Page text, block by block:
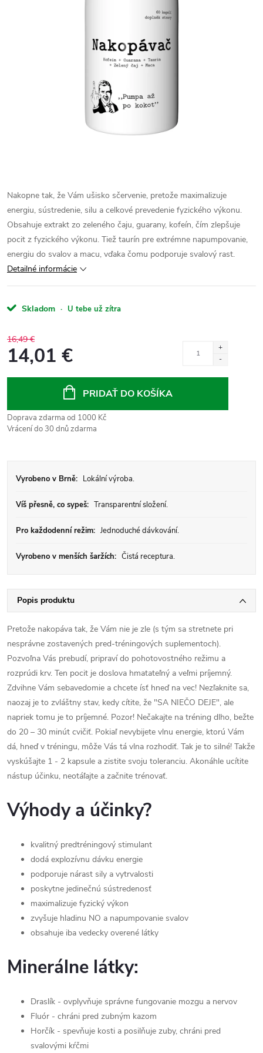
Nakopne tak, že Vám ušisko sčervenie, pretože maximalizuje
energiu, sústredenie, silu a celkové prevedenie fyzického výkonu.
Obsahuje extrakt zo zeleného čaju, guarany, kofeín, čím zlepšuje
pocit z fyzického výkonu. Tiež taurín pre extrémne napumpovanie,
energiu do svalov a macu, vďaka čomu podporuje svalový rast.
Detailné informácie
Skladom · U tebe už zítra
16,49 €
14,01 €
PRIDAŤ DO KOŠÍKA
Doprava zdarma od 1000 Kč
Vrácení do 30 dnů zdarma
Vyrobeno v Brně: Lokální výroba.
Víš přesně, co sypeš: Transparentní složení.
Pro každodenní režim: Jednoduché dávkování.
Vyrobeno v menších šaržích: Čistá receptura.
Popis produktu
Pretože nakopáva tak, že Vám nie je zle (s tým sa stretnete pri
nesprávne zostavených pred-tréningových suplementoch).
Pozvoľna Vás prebudí, pripraví do pohotovostného režimu a
rozprúdi krv. Ten pocit je doslova hmatateľný a veľmi príjemný.
Zdvihne Vám sebavedomie a chcete ísť hneď na vec! Nezľaknite sa,
naozaj je to zvláštny stav, kedy cítite, že "SA NIEČO DEJE", ale
napriek tomu je to príjemné. Pozor! Nečakajte na tréning dlho, bežte
do 20 – 30 minút cvičiť. Pokiaľ nevybijete vlnu energie, ktorú Vám
dá, hneď v tréningu, môže Vás tá vlna rozhodiť. Tak je to silné! Takže
vyskúšajte 1 - 2 kapsule a zistite svoju toleranciu. Akonáhle ucítite
nástup účinku, neotáľajte a začnite trénovať.
Výhody a účinky?
kvalitný predtréningový stimulant
dodá explozívnu dávku energie
podporuje nárast sily a vytrvalosti
poskytne jedinečnú sústredenosť
maximalizuje fyzický výkon
zvyšuje hladinu NO a napumpovanie svalov
obsahuje iba vedecky overené látky
Minerálne látky:
Draslík - ovplyvňuje správne fungovanie mozgu a nervov
Fluór - chráni pred zubným kazom
Horčík - spevňuje kosti a posilňuje zuby, chráni pred
svalovými kŕčmi